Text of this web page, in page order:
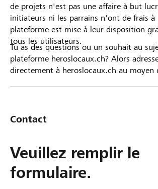
de projets n'est pas une affaire à but
initiateurs ni les parrains n'ont de frais à
plateforme est mise à leur disposition
tous les utilisateurs.
Tu as des questions ou un souhait au
plateforme heroslocaux.ch? Alors
directement à heroslocaux.ch au moyen
Contact
Veuillez remplir le
formulaire.